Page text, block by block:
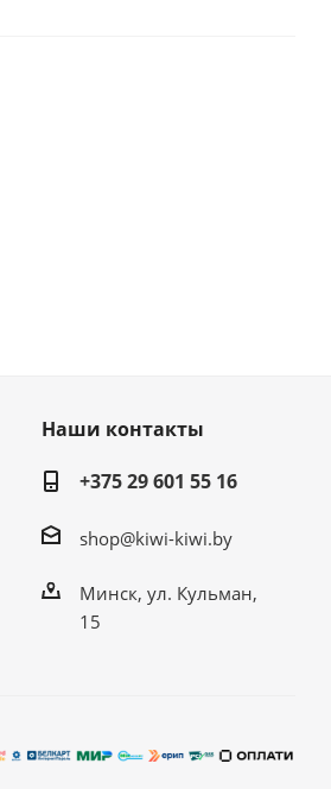
Наши контакты
+375 29 601 55 16
shop@kiwi-kiwi.by
Минск, ул. Кульман,
15